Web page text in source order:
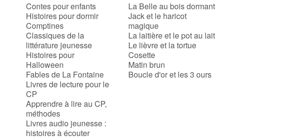
Contes pour enfants
Histoires pour dormir
Comptines
Classiques de la
littérature jeunesse
Histoires pour
Halloween
Fables de La Fontaine
Livres de lecture pour le
CP
Apprendre à lire au CP,
méthodes
Livres audio jeunesse :
histoires à écouter
La Belle au bois dormant
Jack et le haricot
magique
La laitière et le pot au lait
Le lièvre et la tortue
Cosette
Matin brun
Boucle d'or et les 3 ours